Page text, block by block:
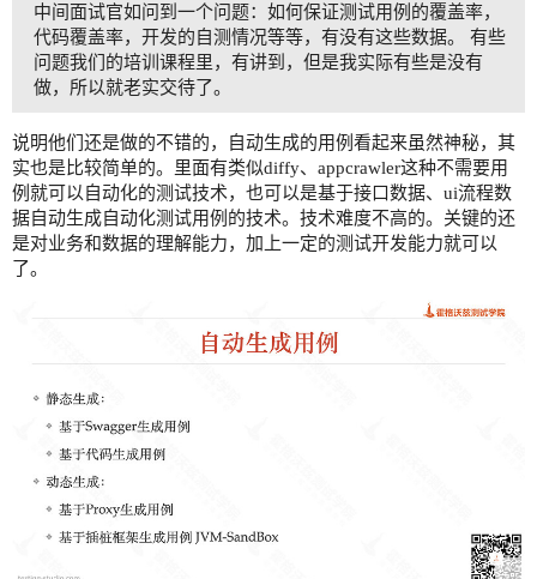
中间面试官如问到一个问题：如何保证测试用例的覆盖率，
代码覆盖率，开发的自测情况等等，有没有这些数据。 有些
问题我们的培训课程里，有讲到，但是我实际有些是没有
做，所以就老实交待了。
说明他们还是做的不错的，自动生成的用例看起来虽然神秘，其
实也是比较简单的。里面有类似diffy、appcrawler这种不需要用
例就可以自动化的测试技术，也可以是基于接口数据、ui流程数
据自动生成自动化测试用例的技术。技术难度不高的。关键的还
是对业务和数据的理解能力，加上一定的测试开发能力就可以
了。